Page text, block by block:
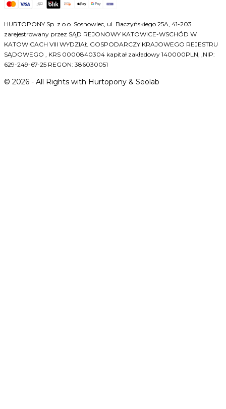
HURTOPONY Sp. z o.o. Sosnowiec, ul. Baczyńskiego 25A, 41-203
zarejestrowany przez SĄD REJONOWY KATOWICE-WSCHÓD W
KATOWICACH VIII WYDZIAŁ GOSPODARCZY KRAJOWEGO REJESTRU
SĄDOWEGO , KRS 0000840304 kapitał zakładowy 140000PLN, ,NIP:
629-249-67-25 REGON: 386030051
© 2026 - All Rights with Hurtopony & Seolab